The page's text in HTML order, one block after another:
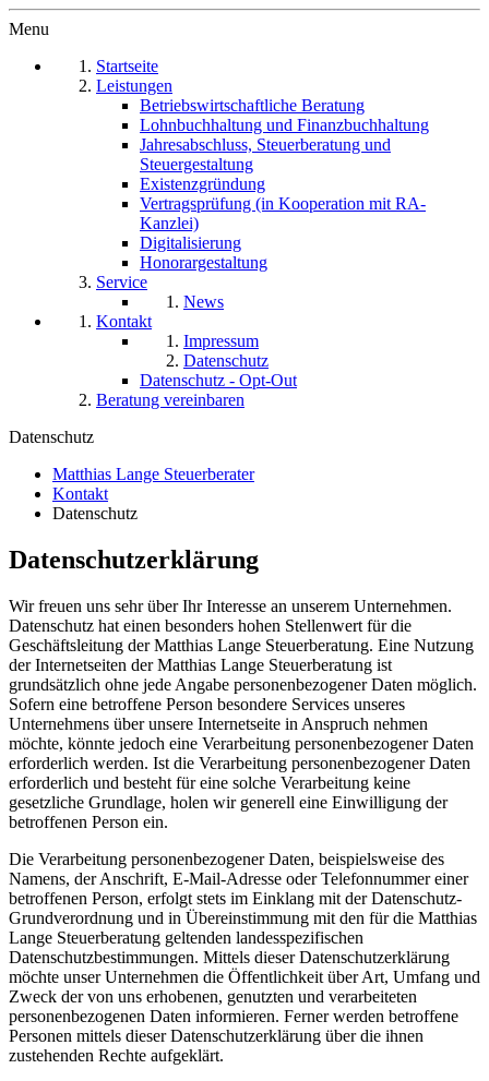
Menu
Startseite
Leistungen
Betriebswirtschaftliche Beratung
Lohnbuchhaltung und Finanzbuchhaltung
Jahresabschluss, Steuerberatung und
Steuergestaltung
Existenzgründung
Vertragsprüfung (in Kooperation mit RA-
Kanzlei)
Digitalisierung
Honorargestaltung
Service
News
Kontakt
Impressum
Datenschutz
Datenschutz - Opt-Out
Beratung vereinbaren
Datenschutz
Matthias Lange Steuerberater
Kontakt
Datenschutz
Datenschutzerklärung
Wir freuen uns sehr über Ihr Interesse an unserem Unternehmen.
Datenschutz hat einen besonders hohen Stellenwert für die
Geschäftsleitung der Matthias Lange Steuerberatung. Eine Nutzung
der Internetseiten der Matthias Lange Steuerberatung ist
grundsätzlich ohne jede Angabe personenbezogener Daten möglich.
Sofern eine betroffene Person besondere Services unseres
Unternehmens über unsere Internetseite in Anspruch nehmen
möchte, könnte jedoch eine Verarbeitung personenbezogener Daten
erforderlich werden. Ist die Verarbeitung personenbezogener Daten
erforderlich und besteht für eine solche Verarbeitung keine
gesetzliche Grundlage, holen wir generell eine Einwilligung der
betroffenen Person ein.
Die Verarbeitung personenbezogener Daten, beispielsweise des
Namens, der Anschrift, E-Mail-Adresse oder Telefonnummer einer
betroffenen Person, erfolgt stets im Einklang mit der Datenschutz-
Grundverordnung und in Übereinstimmung mit den für die Matthias
Lange Steuerberatung geltenden landesspezifischen
Datenschutzbestimmungen. Mittels dieser Datenschutzerklärung
möchte unser Unternehmen die Öffentlichkeit über Art, Umfang und
Zweck der von uns erhobenen, genutzten und verarbeiteten
personenbezogenen Daten informieren. Ferner werden betroffene
Personen mittels dieser Datenschutzerklärung über die ihnen
zustehenden Rechte aufgeklärt.